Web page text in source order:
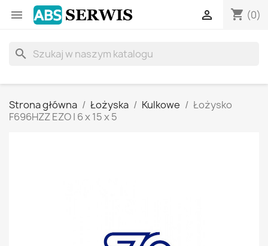
 shopping_cart (0)

search
Strona główna Łożyska Kulkowe
Łożysko
F696HZZ EZO | 6 x 15 x 5